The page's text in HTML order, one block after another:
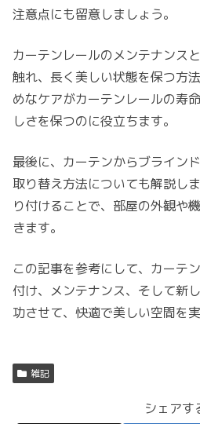
注意点にも留意しましょう。
カーテンレールのメンテナンス
触れ、長く美しい状態を保つ方
めなケアがカーテンレールの寿
しさを保つのに役立ちます。
最後に、カーテンからブライン
取り替え方法についても解説し
り付けることで、部屋の外観や
きます。
この記事を参考にして、カーテ
付け、メンテナンス、そして新
功させて、快適で美しい空間を
雑記
シェアす